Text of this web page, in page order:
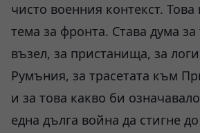
чисто военния контекст.
тема за фронта. Става дума за
възел, за пристанища, за
Румъния, за трасетата към
и за това какво би
една дълга война да стигне